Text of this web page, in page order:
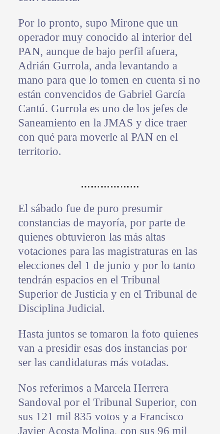
Por lo pronto, supo Mirone que un
operador muy conocido al interior del
PAN, aunque de bajo perfil afuera,
Adrián Gurrola, anda levantando a
mano para que lo tomen en cuenta si no
están convencidos de Gabriel García
Cantú. Gurrola es uno de los jefes de
Saneamiento en la JMAS y dice traer
con qué para moverle al PAN en el
territorio.
………………
El sábado fue de puro presumir
constancias de mayoría, por parte de
quienes obtuvieron las más altas
votaciones para las magistraturas en las
elecciones del 1 de junio y por lo tanto
tendrán espacios en el Tribunal
Superior de Justicia y en el Tribunal de
Disciplina Judicial.
Hasta juntos se tomaron la foto quienes
van a presidir esas dos instancias por
ser las candidaturas más votadas.
Nos referimos a Marcela Herrera
Sandoval por el Tribunal Superior, con
sus 121 mil 835 votos y a Francisco
Javier Acosta Molina, con sus 96 mil